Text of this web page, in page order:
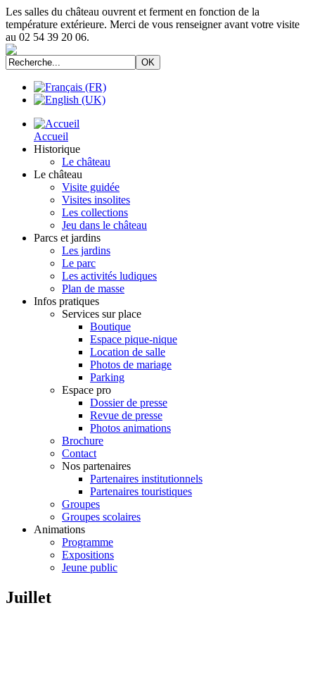
Les salles du château ouvrent et ferment en fonction de la
température extérieure. Merci de vous renseigner avant votre visite
au 02 54 39 20 06.
Accueil
Historique
Le château
Le château
Visite guidée
Visites insolites
Les collections
Jeu dans le château
Parcs et jardins
Les jardins
Le parc
Les activités ludiques
Plan de masse
Infos pratiques
Services sur place
Boutique
Espace pique-nique
Location de salle
Photos de mariage
Parking
Espace pro
Dossier de presse
Revue de presse
Photos animations
Brochure
Contact
Nos partenaires
Partenaires institutionnels
Partenaires touristiques
Groupes
Groupes scolaires
Animations
Programme
Expositions
Jeune public
Juillet